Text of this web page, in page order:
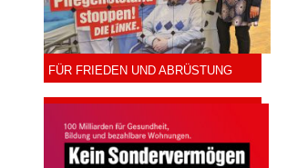
FÜR FRIEDEN UND ABRÜSTUNG